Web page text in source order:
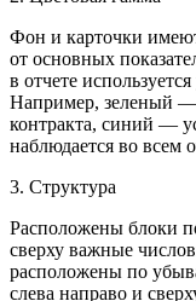
Фон и карточки
от основных
в отчете
Например, зеленый
контракта, синий —
наблюдается во всем
3. Структура
Расположены блоки
сверху важные
расположены по
слева направо и